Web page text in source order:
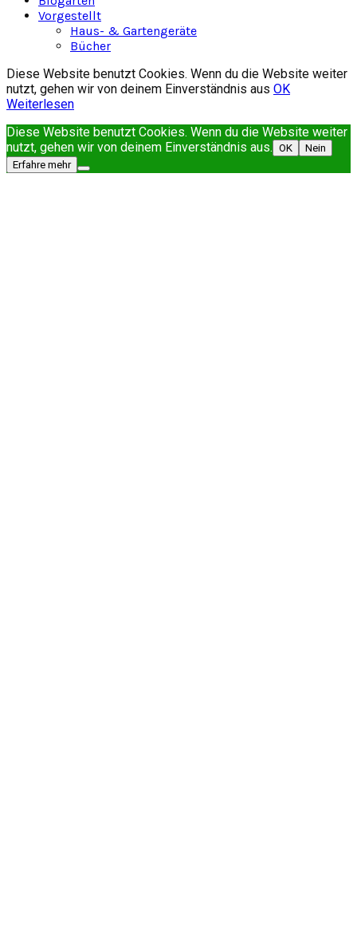
Vorgestellt
Haus- & Gartengeräte
Bücher
Diese Website benutzt Cookies. Wenn du die Website weiter
nutzt, gehen wir von deinem Einverständnis aus OK
Weiterlesen
Diese Website benutzt Cookies. Wenn du die Website weiter
nutzt, gehen wir von deinem Einverständnis aus. OK
Nein
Erfahre mehr